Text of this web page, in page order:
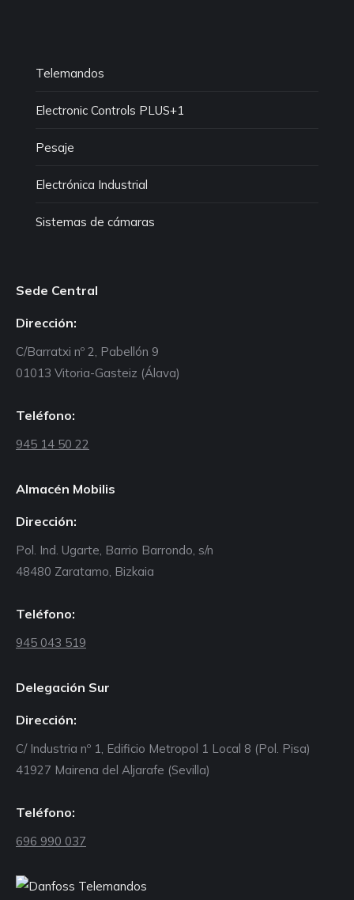
Telemandos
Electronic Controls PLUS+1
Pesaje
Electrónica Industrial
Sistemas de cámaras
Sede Central
Dirección:
C/Barratxi nº 2, Pabellón 9
01013 Vitoria-Gasteiz (Álava)
Teléfono:
945 14 50 22
Almacén Mobilis
Dirección:
Pol. Ind. Ugarte, Barrio Barrondo, s/n
48480 Zaratamo, Bizkaia
Teléfono:
945 043 519
Delegación Sur
Dirección:
C/ Industria nº 1, Edificio Metropol 1 Local 8 (Pol. Pisa)
41927 Mairena del Aljarafe (Sevilla)
Teléfono:
696 990 037